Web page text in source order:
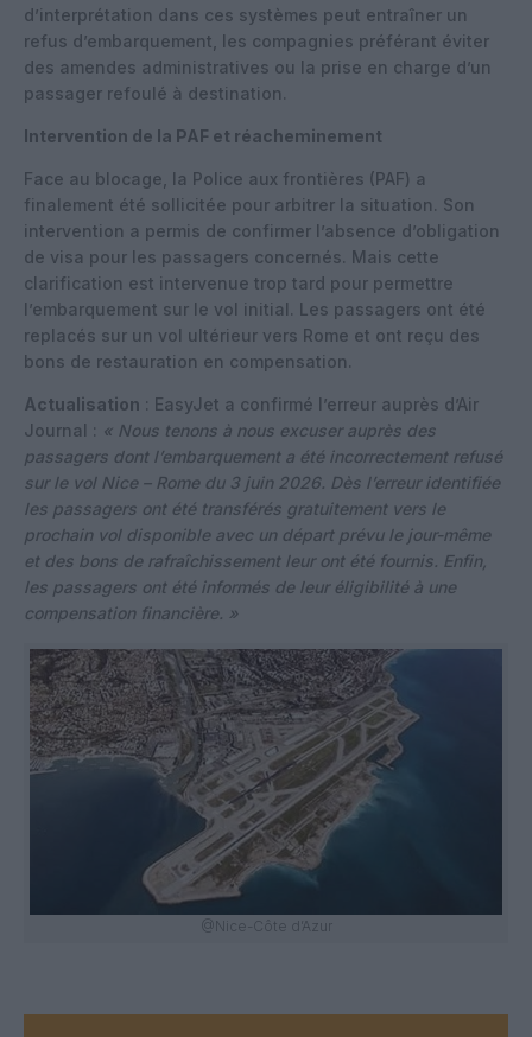
d’interprétation dans ces systèmes peut entraîner un
refus d’embarquement, les compagnies préférant éviter
des amendes administratives ou la prise en charge d’un
passager refoulé à destination.
Intervention de la PAF et réacheminement
Face au blocage, la Police aux frontières (PAF) a
finalement été sollicitée pour arbitrer la situation. Son
intervention a permis de confirmer l’absence d’obligation
de visa pour les passagers concernés. Mais cette
clarification est intervenue trop tard pour permettre
l’embarquement sur le vol initial. Les passagers ont été
replacés sur un vol ultérieur vers Rome et ont reçu des
bons de restauration en compensation.
Actualisation : EasyJet a confirmé l’erreur auprès d’Air
Journal : « Nous tenons à nous excuser auprès des
passagers dont l’embarquement a été incorrectement refusé
sur le volNice –Rome du3 juin 2026. Dès l’erreur identifiée
les passagers ont été transférés gratuitement vers le
prochain vol disponible avec un départ prévu le jour-même
et des bons de rafraîchissement leur ont été fournis. Enfin,
les passagers ont été informés de leur éligibilité à une
compensation financière. »
@Nice-Côte d’Azur